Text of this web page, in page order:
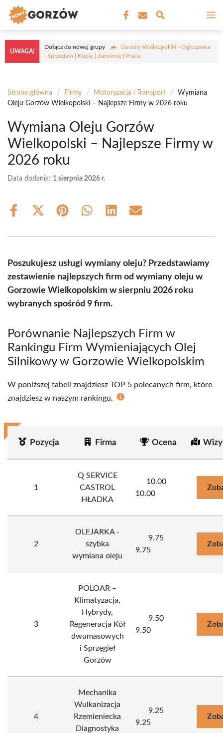
Przejdź
treści
UWAGA!
Dołącz do nowej grupy
Gorzów Wielkopolski - Ogłoszenia
| Sprzedam | Kupię | Zamienię | Praca
Strona główna / Firmy / Motoryzacja i Transport /
Wymiana
Oleju Gorzów Wielkopolski – Najlepsze Firmy w 2026 roku
Wymiana Oleju Gorzów
Wielkopolski – Najlepsze Firmy w
2026 roku
Data dodania: 1 sierpnia 2026 r.
Share
Share
(Twitter)
Share Share Share Share
Poszukujesz usługi wymiany oleju? Przedstawiamy
zestawienie najlepszych firm od wymiany oleju w
Gorzowie Wielkopolskim w sierpniu 2026 roku
wybranych spośród 9 firm.
Porównanie Najlepszych Firm w
Rankingu Firm Wymieniających Olej
Silnikowy w Gorzowie Wielkopolskim
W poniższej tabeli znajdziesz TOP 5 polecanych firm, które
znajdziesz w naszym rankingu.
Pozycja Firma Ocena
1
Q SERVICE
CASTROL
HŁADKA
10.00
10.00
2
OLEJARKA -
szybka
wymiana oleju
9.75
9.75
3
POLOAR –
Klimatyzacja,
Hybrydy,
Regeneracja Kół
dwumasowych
i Sprzęgieł
Gorzów
9.50
9.50
4
Mechanika
Wulkanizacja
Rzemieniecka
Diagnostyka
9.25
9.25